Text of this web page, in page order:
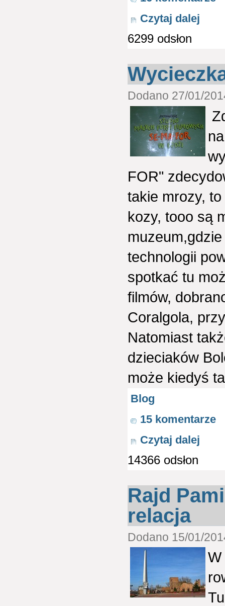
Czytaj dalej
6299 odsłon
Dodano 27/01/
FOR"
takie mrozy,
kozy, tooo są
technologii
spotkać tu
filmów,
Coralgola,
Natomiast
dzieciaków
może kiedyś ta
Blog
15 komentarze
Czytaj dalej
14366 odsłon
Rajd
relacja
Dodano 15/01/
W